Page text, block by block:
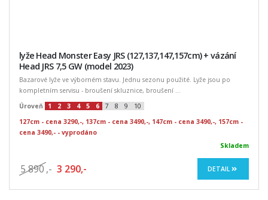
lyže Head Monster Easy JRS (127,137,147,157cm) + vázání
Head JRS 7,5 GW (model 2023)
Bazarové lyže ve výborném stavu. Jednu sezonu použité. Lyže jsou po
kompletním servisu - broušení skluznice, broušení ...
Úroveň
1 2 3 4 5 6 7 8 9
10
127cm - cena 3290,-, 137cm - cena 3490,-, 147cm - cena 3490,-, 157cm -
cena 3490,- - vyprodáno
Skladem
5 890 ,- 3 290,- DETAIL